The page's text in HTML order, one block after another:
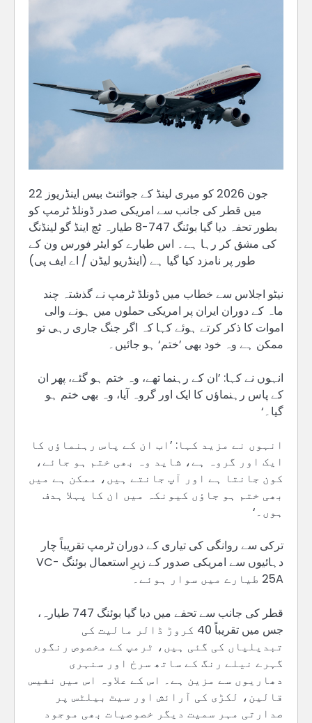
22 جون 2026 کو میری لینڈ کے جوائنٹ بیس اینڈریوز
میں قطر کی جانب سے امریکی صدر ڈونلڈ ٹرمپ کو
بطور تحفہ دیا گیا بوئنگ 747-8 طیارہ ٹچ اینڈ گو لینڈنگ
کی مشق کر رہا ہے۔ اس طیارے کو ایئر فورس ون کے
طور پر نامزد کیا گیا ہے (اینڈریو لیڈن / اے ایف پی)
نیٹو اجلاس سے خطاب میں ڈونلڈ ٹرمپ نے گذشتہ چند
ماہ کے دوران ایران پر امریکی حملوں میں ہونے والی
اموات کا ذکر کرتے ہوئے کہا کہ اگر جنگ جاری رہی تو
ممکن ہے وہ خود بھی ’ختم‘ ہو جائیں۔
انہوں نے کہا: ’ان کے رہنما تھے، وہ ختم ہو گئے، پھر ان
کے پاس رہنماؤں کا ایک اور گروہ آیا، وہ بھی ختم ہو
گیا۔‘
انہوں نے مزید کہا: ’اب ان کے پاس رہنماؤں کا
ایک اور گروہ ہے، شاید وہ بھی ختم ہو جائے،
کون جانتا ہے اور آپ جانتے ہیں، ممکن ہے میں
بھی ختم ہو جاؤں کیونکہ میں ان کا پہلا ہدف
ہوں۔‘
ترکی سے روانگی کی تیاری کے دوران ٹرمپ تقریباً چار
دہائیوں سے امریکی صدور کے زیرِ استعمال بوئنگ VC-
25A طیارے میں سوار ہوئے۔
قطر کی جانب سے تحفے میں دیا گیا بوئنگ 747 طیارہ،
جس میں تقریباً 40 کروڑ ڈالر مالیت کی
تبدیلیاں کی گئی ہیں، ٹرمپ کے مخصوص رنگوں
گہرے نیلے رنگ کے ساتھ سرخ اور سنہری
دھاریوں سے مزین ہے۔ اس کے علاوہ اس میں نفیس
قالین، لکڑی کی آرائش اور سیٹ بیلٹس پر
صدارتی مہر سمیت دیگر خصوصیات بھی موجود